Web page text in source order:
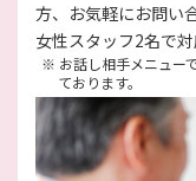
方、お気軽にお問い
女性スタッフ2名で対
※ お話し相手メニュー
ております。